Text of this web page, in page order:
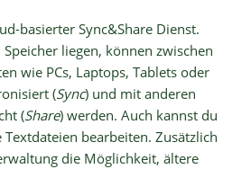
basierter Sync&Share Dienst.
liegen, können zwischen
wie PCs, Laptops, Tablets oder
(Sync) und mit anderen
(Share) werden. Auch kannst du
bearbeiten. Zusätzlich
die Möglichkeit, ältere